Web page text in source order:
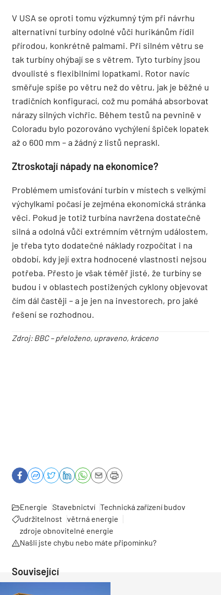
V USA se oproti tomu výzkumný tým při návrhu
alternativní turbíny odolné vůči hurikánům řídil
přírodou, konkrétně palmami. Při silném větru se
tak turbíny ohýbají se s větrem. Tyto turbíny jsou
dvoulisté s flexibilními lopatkami. Rotor navíc
směřuje spíše po větru než do větru, jak je běžné u
tradičních konfigurací, což mu pomáhá absorbovat
nárazy silných vichřic. Během testů na pevnině v
Coloradu bylo pozorováno vychýlení špiček lopatek
až o 600 mm – a žádný z listů nepraskl.
Ztroskotají nápady na ekonomice?
Problémem umisťování turbín v místech s velkými
výchylkami počasí je zejména ekonomická stránka
věci. Pokud je totiž turbína navržena dostatečně
silná a odolná vůči extrémním větrným událostem,
je třeba tyto dodatečné náklady rozpočítat i na
období, kdy její extra hodnocené vlastnosti nejsou
potřeba. Přesto je však téměř jisté, že turbíny se
budou i v oblastech postižených cyklony objevovat
čím dál častěji – a je jen na investorech, pro jaké
řešení se rozhodnou.
Zdroj: BBC – přeloženo, upraveno, kráceno
Energie Stavebnictví Technická zařízení budov
udržitelnost větrná energie
zdroje obnovitelné energie
Našli jste chybu nebo máte připomínku?
Související